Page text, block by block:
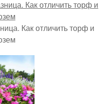
Как отличить торф и